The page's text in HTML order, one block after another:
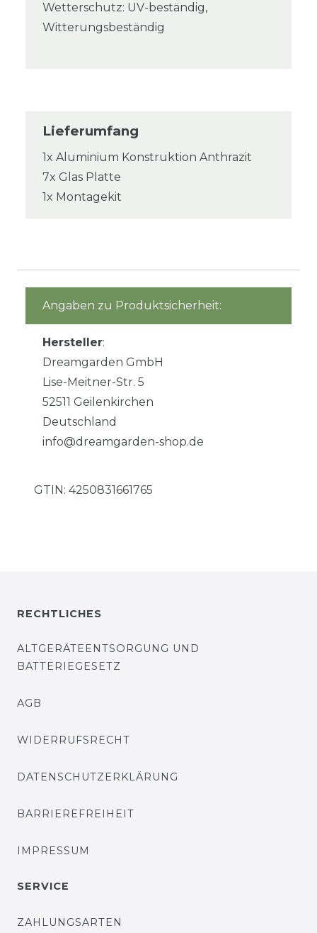
Wetterschutz: UV-beständig,
Witterungsbeständig
Lieferumfang
1x Aluminium Konstruktion Anthrazit
7x Glas Platte
1x Montagekit
Angaben zu Produktsicherheit:
Hersteller:
Dreamgarden GmbH
Lise-Meitner-Str. 5
52511 Geilenkirchen
Deutschland
info@dreamgarden-shop.de
GTIN: 4250831661765
RECHTLICHES
ALTGERÄTEENTSORGUNG UND
BATTERIEGESETZ
AGB
WIDERRUFSRECHT
DATENSCHUTZERKLÄRUNG
BARRIEREFREIHEIT
IMPRESSUM
SERVICE
ZAHLUNGSARTEN